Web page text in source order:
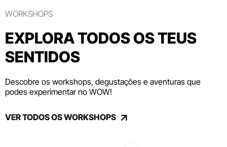
WORKSHOPS
EXPLORA TODOS OS TEUS
SENTIDOS
Descobre os workshops, degustações e aventuras que
podes experimentar no WOW!
VER TODOS OS WORKSHOPS